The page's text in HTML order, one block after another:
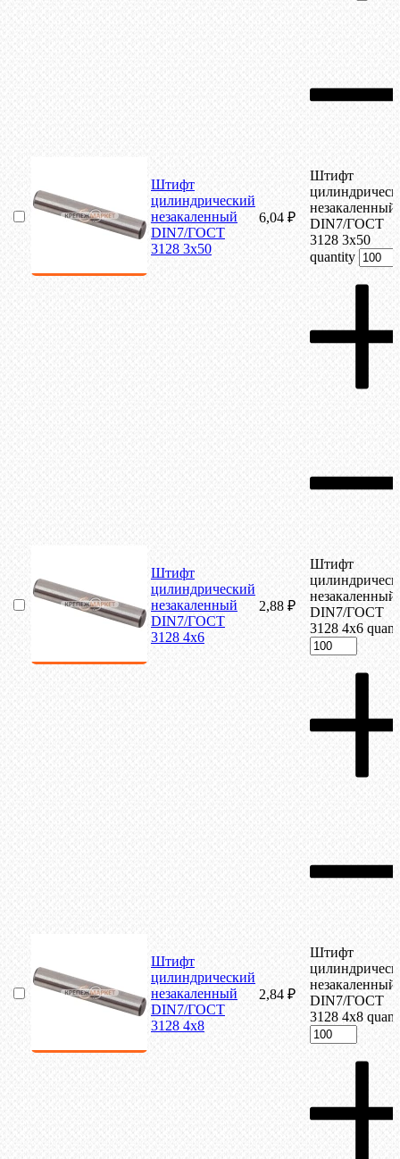
Штифт
цилиндрический
незакаленный
DIN7/ГОСТ
3128 3х50
6,04 ₽
Штифт
незакаленный
DIN7/ГОСТ
3128 3х50
quantity
Штифт
цилиндрический
незакаленный
DIN7/ГОСТ
3128 4х6
2,88 ₽
Штифт
незакаленный
DIN7/ГОСТ
3128 4х6
Штифт
цилиндрический
незакаленный
DIN7/ГОСТ
3128 4х8
2,84 ₽
Штифт
незакаленный
DIN7/ГОСТ
3128 4х8